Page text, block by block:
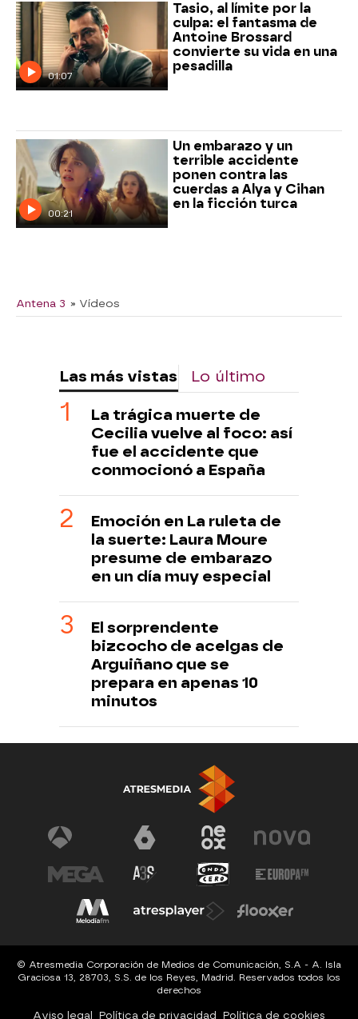
01:07
Tasio, al límite por la
culpa: el fantasma de
Antoine Brossard
convierte su vida en una
pesadilla
00:21
Un embarazo y un
terrible accidente
ponen contra las
cuerdas a Alya y Cihan
en la ficción turca
Antena 3 » Vídeos
Las más vistas Lo último
La trágica muerte de
Cecilia vuelve al foco: así
fue el accidente que
conmocionó a España
Emoción en La ruleta de
la suerte: Laura Moure
presume de embarazo
en un día muy especial
El sorprendente
bizcocho de acelgas de
Arguiñano que se
prepara en apenas 10
minutos
© Atresmedia Corporación de Medios de Comunicación, S.A - A. Isla
Graciosa 13, 28703, S.S. de los Reyes, Madrid. Reservados todos los
derechos
Aviso legal Política de privacidad Política de cookies